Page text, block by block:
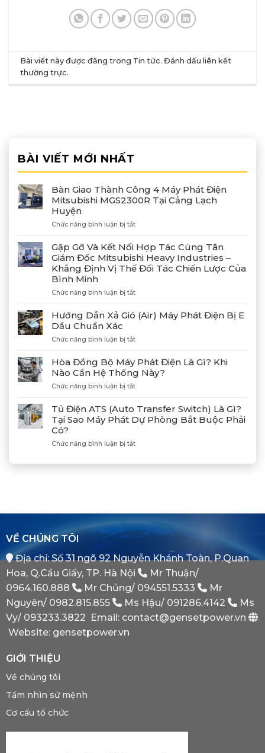
Bài viết này được đăng trong Tin tức. Đánh dấu liên kết
thường trực.
BÀI VIẾT MỚI NHẤT
Bàn Giao Thành Công 4 Máy Phát Điện
Mitsubishi MGS2300R Tại Cảng Lạch
Huyện
Chức năng bình luận bị tắtở
Giao
Thành
Công
4
Phát
MGS2300R
Cảng
Gặp Gỡ Và Kết Nối Hợp Tác Cùng Tân
Giám Đốc Mitsubishi Heavy Industries –
Khẳng Định Vị Thế Đối Tác Chiến Lược Của
Bình Minh
Chức năng bình luận bị tắtở
Gỡ
Và
Nối
Tác
Cùng
Tân
Giám
Mitsubishi
Heavy
Industries
Khẳng
Vị
Của
Bình
Minh
Hướng Dẫn Xả Gió (Air) Máy Phát Điện Bị E
Dầu Chuẩn Xác
Chức năng bình luận bị tắtở
Dẫn
Xả
Gió
(Air)
Phát
Điện
Bị
Dầu
Xác
Hòa Đồng Bộ Máy Phát Điện Là Gì? Khi
Nào Cần Hệ Thống Này?
Chức năng bình luận bị tắtở
Đồng
Bộ
Máy
Điện
Tủ Điện ATS (Auto Transfer Switch) Là Gì?
Tại Sao Máy Phát Dự Phòng Bắt Buộc Phải
Có?
Chức năng bình luận bị tắtở
Điện
Tại
Sao
Phát
Dự
Phòng
Bắt
Phải
Có?
VỀ CHÚNG TÔI
Địa chỉ: Số 31 ngõ 92 Nguyễn Khánh Toàn, P.Quan
Hoa, Q.Cầu Giấy, TP. Hà Nội
Mr Thuận/
0964.160.888
Mr Chủng/ 094551.5333
Mr
Nguyên/ 0982.815.855 Ms Hậu/ 091286.4142
Ms
Vy/ 093233.3822 Email: contact@gensetpower.vn
Website: gensetpower.vn
GIỚI THIỆU
Về chúng tôi
Tầm nhìn sứ mệnh
Cơ cấu tổ chức